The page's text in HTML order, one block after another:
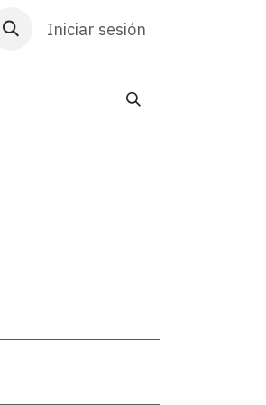
Atención al cliente HR
Iniciar sesión